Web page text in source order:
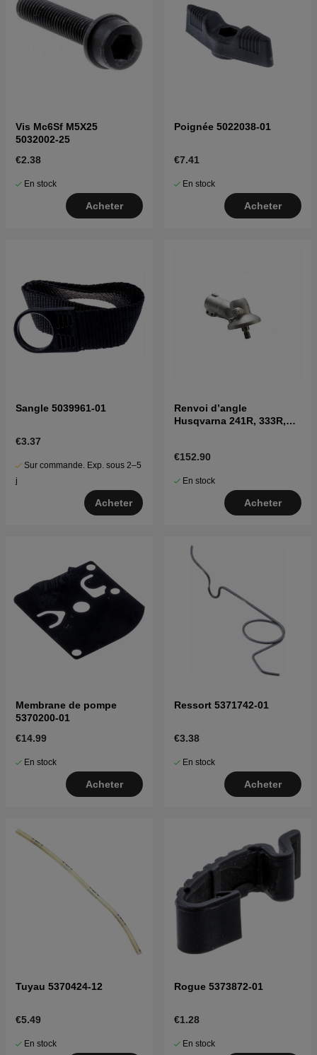
Vis Mc6Sf M5X25
5032002-25
€2.38
En stock
Acheter
Poignée 5022038-01
€7.41
En stock
Acheter
Sangle 5039961-01
€3.37
Sur commande. Exp. sous 2–5
j
Acheter
Renvoi d’angle
Husqvarna 241R, 333R,
€152.90
En stock
Acheter
Membrane de pompe
5370200-01
€14.99
En stock
Acheter
Ressort 5371742-01
€3.38
En stock
Acheter
Tuyau 5370424-12
€5.49
En stock
Rogue 5373872-01
€1.28
En stock